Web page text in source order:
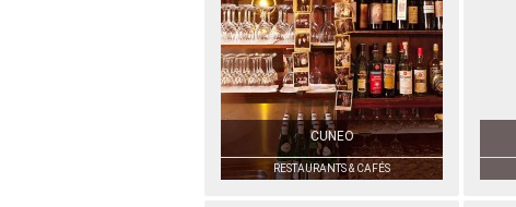
CUNEO
RESTAURANTS & CAFÉS